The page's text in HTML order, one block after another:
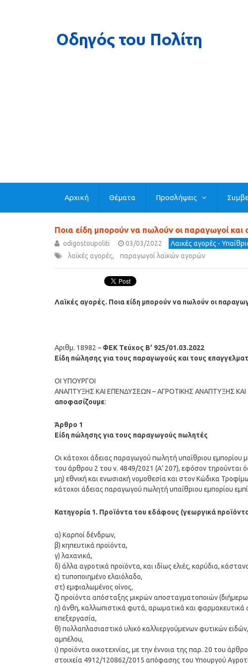
Αρχική Θέματα Προσλήψεις
Ποια είδη μπορούν να πωλούν οι παραγωγοί και
odigostoupoliti 03/03/2022 Λαικές αγορές -
λαϊκές αγορές, παραγωγοί λαϊκών αγορών
Λαϊκές αγορές. Ποια είδη μπορούν να πωλούν οι
Αριθμ. 18982 – ΦΕΚ Τεύχος B’ 925/01.03.2022
Είδη πώλησης για τους παραγωγούς και τους
ΟΙ ΥΠΟΥΡΓΟΙ
ΑΝΑΠΤΥΞΗΣ ΚΑΙ ΕΠΕΝΔΥΣΕΩΝ – ΑΓΡΟΤΙΚΗΣ ΑΝΑΠΤΥΞΗΣ
αποφασίζουμε:
Άρθρο 1
Είδη πώλησης για τους παραγωγούς πωλητές
Οι κάτοχοι άδειας παραγωγού πωλητή υπαίθριου εμπορίου
του άρθρου 2 του ν. 4849/2021 (Α’ 207), εφόσον τηρούνται
μη) εθνική και ενωσιακή νομοθεσία και στον Κώδικα
κάτοχοι άδειας παραγωγού πωλητή υπαίθριου εμπορίου
Κατηγορία 1. Προϊόντα του εδάφους (γεωργικά
α) Καρποί δένδρων,
β) κηπευτικά προϊόντα,
γ) λαχανικά,
δ) άλλα αγροτικά προϊόντα, και ιδίως ελιές, καρύδια,
ε) τυποποιημένο ελαιόλαδο,
στ) εμφιαλωμένος οίνος,
ζ) προϊόντα απόσταξης μικρών αποσταγματοποιών
η) άνθη, καλλωπιστικά φυτά, αρωματικά και φαρμακευτικά
επεξεργασία,
θ) πολλαπλασιαστικό υλικό καλλιεργούμενων φυτικών
αμπέλου,
ι) προϊόντα οικοτεχνίας, με την έννοια της παρ. 20 του
στοιχεία 4912/120862/2015 απόφασης του Υπουργού